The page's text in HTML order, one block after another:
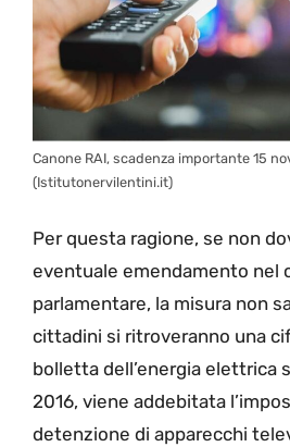
Canone RAI, scadenza importante 15
(Istitutonervilentini.it)
Per questa ragione, se non
eventuale emendamento nel
parlamentare, la misura non
cittadini si ritroveranno una
bolletta dell’energia elettrica
2016, viene addebitata
detenzione di apparecchi